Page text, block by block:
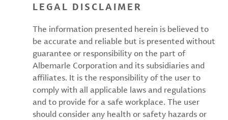
LEGAL DISCLAIMER
The information presented herein is believed to
be accurate and reliable but is presented without
guarantee or responsibility on the part of
Albemarle Corporation and its subsidiaries and
affiliates. It is the responsibility of the user to
comply with all applicable laws and regulations
and to provide for a safe workplace. The user
should consider any health or safety hazards or